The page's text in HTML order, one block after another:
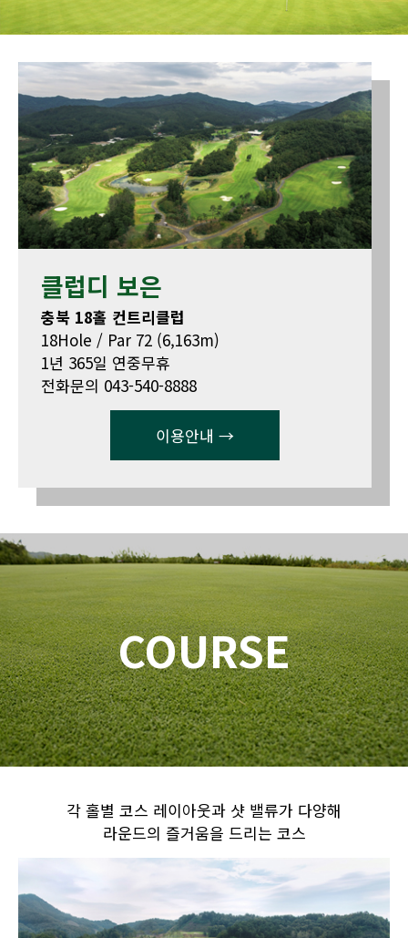
클럽디 보은
충북 18홀 컨트리클럽
18Hole / Par 72 (6,163m)
1년 365일 연중무휴
전화문의 043-540-8888
이용안내 →
COURSE
각 홀별 코스 레이아웃과 샷 밸류가 다양해
라운드의 즐거움을 드리는 코스